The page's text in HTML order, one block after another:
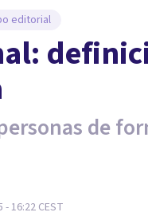
editorial
de
- 16:22CEST